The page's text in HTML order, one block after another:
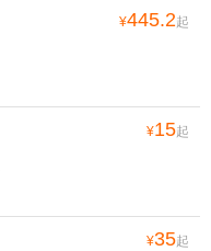
¥445.2起
¥15起
¥35起